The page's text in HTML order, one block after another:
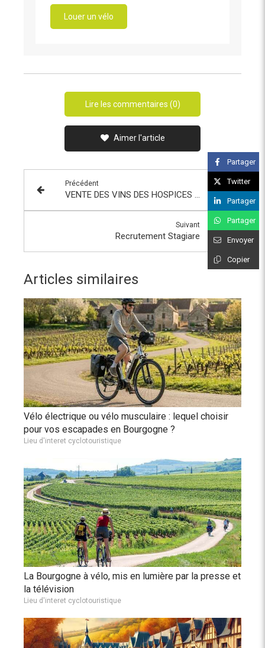
Louer un vélo
Lire les commentaires (0)
Aimer l'article
Précédent
Suivant
Recrutement Stagiare
Articles similaires
Vélo électrique ou vélo musculaire : lequel choisir
pour vos escapades en Bourgogne ?
Lieu d'interet cyclotouristique
La Bourgogne à vélo, mis en lumière par la presse et
la télévision
Lieu d'interet cyclotouristique
Partager
Twitter
Partager
Partager
Envoyer
Copier